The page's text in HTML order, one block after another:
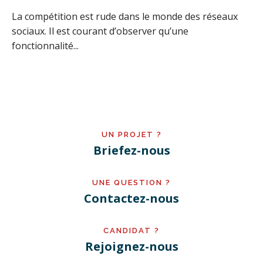
La compétition est rude dans le monde des réseaux
sociaux. Il est courant d’observer qu’une
fonctionnalité...
UN PROJET ?
Briefez-nous
UNE QUESTION ?
Contactez-nous
CANDIDAT ?
Rejoignez-nous